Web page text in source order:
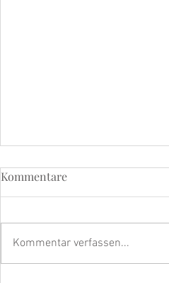
Kommentare
Kommentar verfassen...